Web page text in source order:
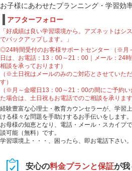
お子様にあわせたプランニング・学習効率
アフターフォロー
「好成績は良い学習環境から。アズネットはシ
でバックアップします。」
◎24時間受付のお客様サポートセンター （※月
日は、お電話：13：00～21：00｜メール：24
相談を承っております）
（※土日祝はメールのみのご対応とさせていた
す）
（※月～金曜日13：00～21：00の間にご予約い
た場合は、土日祝もお電話でのご相談を承ります
経験豊富な心理士・教育カウンセラーが、学習
ける様々な問題を手助けするお手伝いをします。
お母様の知恵となり、電話・メール・スカイプ
談可能（無料）です。
学習環境上・・・、困ったら、即お電話下さい。
安心の料金プランと保証が我